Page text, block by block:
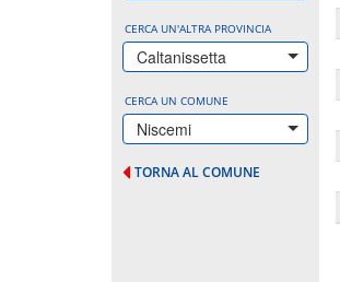
CERCA UN'ALTRA PROVINCIA
Caltanissetta
CERCA UN COMUNE
Niscemi
TORNA AL COMUNE